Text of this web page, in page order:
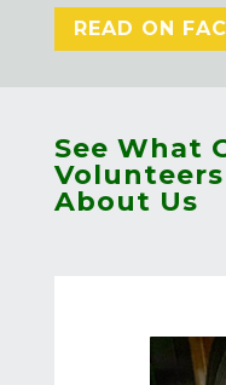
READ ON
See What
About Us